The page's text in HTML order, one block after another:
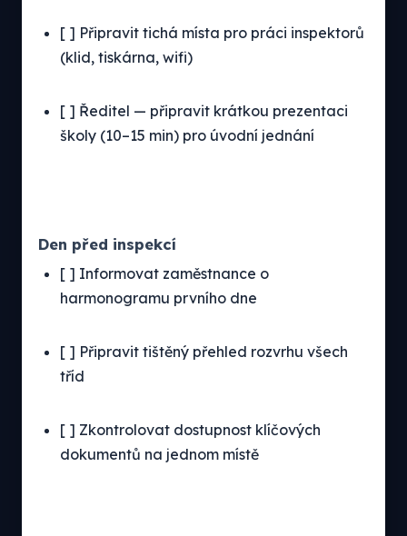
[ ] Připravit tichá místa pro práci inspektorů
(klid, tiskárna, wifi)
[ ] Ředitel — připravit krátkou prezentaci
školy (10–15 min) pro úvodní jednání
Den před inspekcí
[ ] Informovat zaměstnance o
harmonogramu prvního dne
[ ] Připravit tištěný přehled rozvrhu všech
tříd
[ ] Zkontrolovat dostupnost klíčových
dokumentů na jednom místě